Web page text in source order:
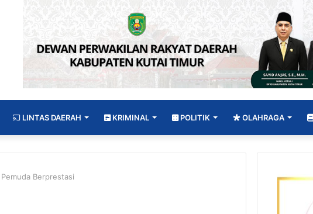
LINTAS DAERAH KRIMINAL POLITIK OLAHRAGA
Berprestasi